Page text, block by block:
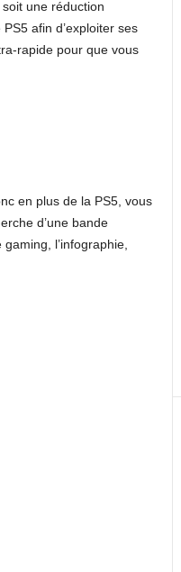
une réduction
afin d’exploiter ses
rapide pour que vous
en plus de la PS5, vous
d’une bande
l’infographie,